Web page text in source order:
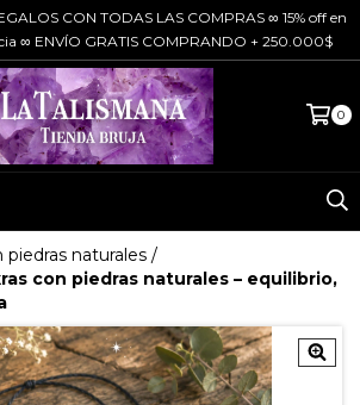
CON TODAS LAS COMPRAS ∞ 15% off en
∞ ENVÍO GRATIS COMPRANDO + 250.000$
0
piedras naturales /
con piedras naturales – equilibrio,